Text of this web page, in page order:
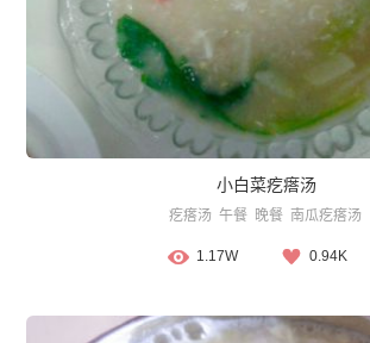
小白菜疙瘩汤
疙瘩汤 午餐 晚餐 南瓜疙瘩汤
1.17W 0.94K